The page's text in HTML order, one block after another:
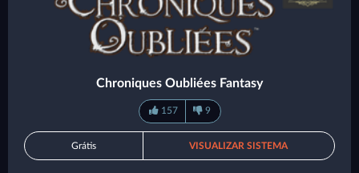
Chroniques Oubliées Fantasy
157 9
Grátis VISUALIZAR SISTEMA